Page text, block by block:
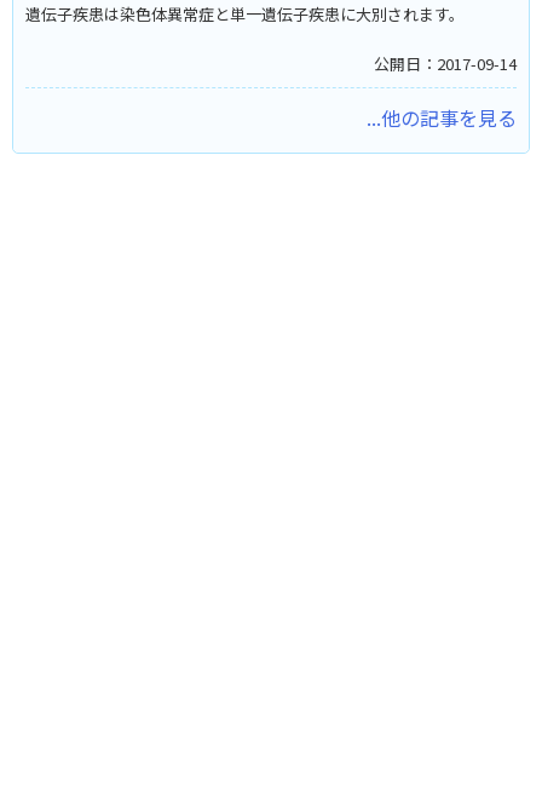
遺伝子疾患は染色体異常症と単一遺伝子疾患に大別されます。
公開日：2017-09-14
...他の記事を見る